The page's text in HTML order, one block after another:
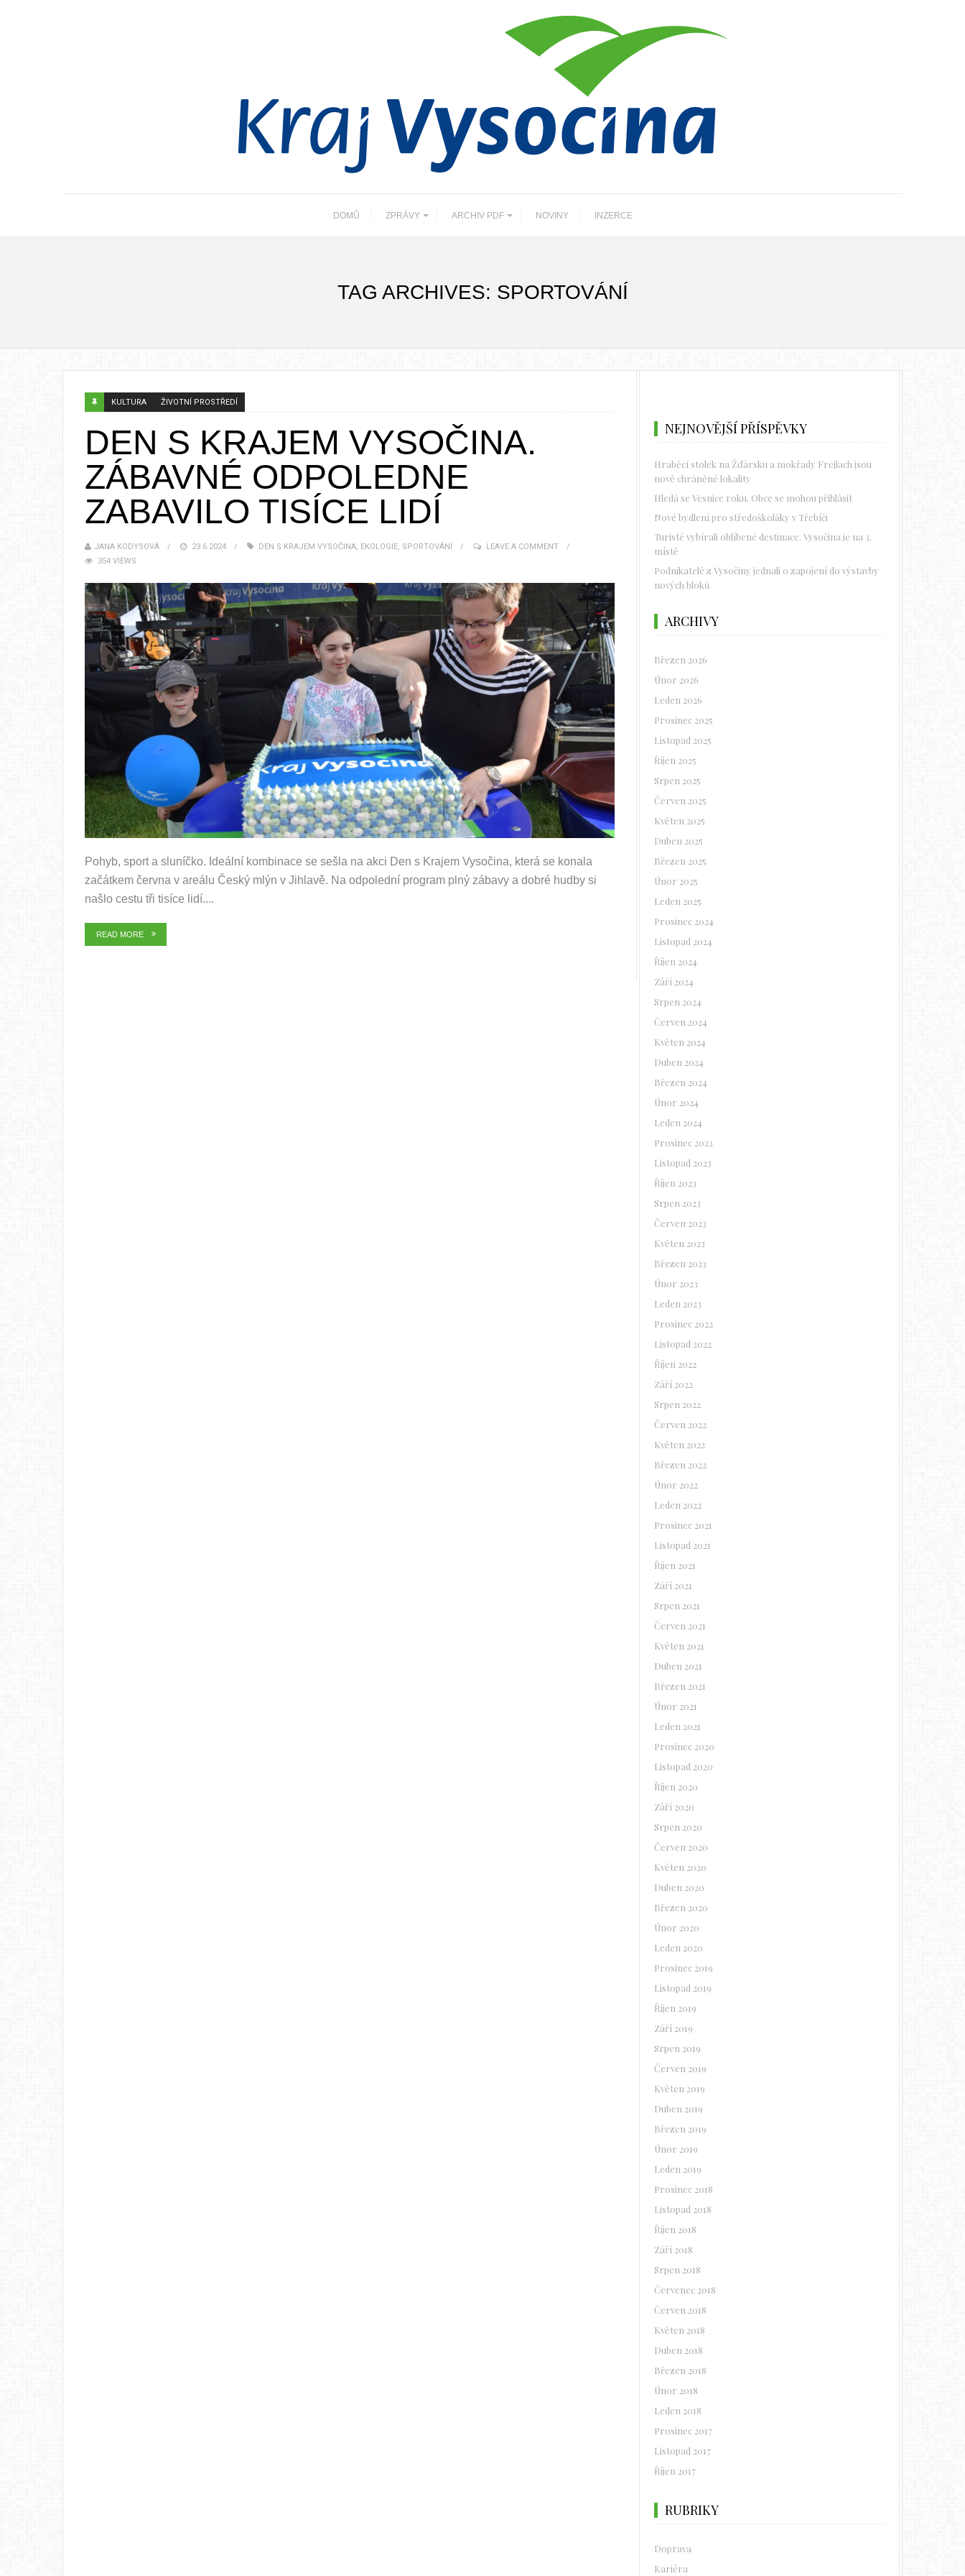
DOMŮ ZPRÁVY ARCHIV PDF NOVINY INZERCE
TAG ARCHIVES: SPORTOVÁNÍ
KULTURA ŽIVOTNÍ PROSTŘEDÍ
DEN S KRAJEM VYSOČINA.
ZÁBAVNÉ ODPOLEDNE
ZABAVILO TISÍCE LIDÍ
JANA KODYSOVÁ 23.6.2024 DEN S KRAJEM VYSOČINA, EKOLOGIE, SPORTOVÁNÍ
LEAVE A COMMENT
354 VIEWS
Pohyb, sport a sluníčko. Ideální kombinace se sešla na akci Den s Krajem Vysočina, která se konala
začátkem června v areálu Český mlýn v Jihlavě. Na odpolední program plný zábavy a dobré hudby si
našlo cestu tři tisíce lidí....
READ MORE
NEJNOVĚJŠÍ PŘÍSPĚVKY
Hraběcí stolek na Žďársku a mokřady Frejlach jsou
nově chráněné lokality
Hledá se Vesnice roku. Obce se mohou přihlásit
Nové bydlení pro středoškoláky v Třebíči
Turisté vybírali oblíbené destinace. Vysočina je na 3.
místě
Podnikatelé z Vysočiny jednali o zapojení do výstavby
nových bloků
ARCHIVY
Březen 2026
Únor 2026
Leden 2026
Prosinec 2025
Listopad 2025
Říjen 2025
Srpen 2025
Červen 2025
Květen 2025
Duben 2025
Březen 2025
Únor 2025
Leden 2025
Prosinec 2024
Listopad 2024
Říjen 2024
Září 2024
Srpen 2024
Červen 2024
Květen 2024
Duben 2024
Březen 2024
Únor 2024
Leden 2024
Prosinec 2023
Listopad 2023
Říjen 2023
Srpen 2023
Červen 2023
Květen 2023
Březen 2023
Únor 2023
Leden 2023
Prosinec 2022
Listopad 2022
Říjen 2022
Září 2022
Srpen 2022
Červen 2022
Květen 2022
Březen 2022
Únor 2022
Leden 2022
Prosinec 2021
Listopad 2021
Říjen 2021
Září 2021
Srpen 2021
Červen 2021
Květen 2021
Duben 2021
Březen 2021
Únor 2021
Leden 2021
Prosinec 2020
Listopad 2020
Říjen 2020
Září 2020
Srpen 2020
Červen 2020
Květen 2020
Duben 2020
Březen 2020
Únor 2020
Leden 2020
Prosinec 2019
Listopad 2019
Říjen 2019
Září 2019
Srpen 2019
Červen 2019
Květen 2019
Duben 2019
Březen 2019
Únor 2019
Leden 2019
Prosinec 2018
Listopad 2018
Říjen 2018
Září 2018
Srpen 2018
Červenec 2018
Červen 2018
Květen 2018
Duben 2018
Březen 2018
Únor 2018
Leden 2018
Prosinec 2017
Listopad 2017
Říjen 2017
RUBRIKY
Doprava
Kariéra